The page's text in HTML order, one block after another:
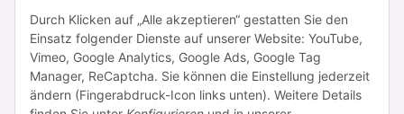
Durch Klicken auf „Alle akzeptieren“ gestatten Sie den
Einsatz folgender Dienste auf unserer Website: YouTube,
Vimeo, Google Analytics, Google Ads, Google Tag
Manager, ReCaptcha. Sie können die Einstellung jederzeit
ändern (Fingerabdruck-Icon links unten). Weitere Details
Informationen